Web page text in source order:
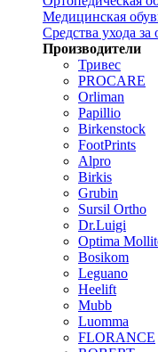
Медицинская
Средства ухода за
Производители
Тривес
PROCARE
Orliman
Papillio
Birkenstock
FootPrints
Alpro
Birkis
Grubin
Sursil Ortho
Dr.Luigi
Optima
Bosikom
Leguano
Heelift
Mubb
Luomma
FLORANCE